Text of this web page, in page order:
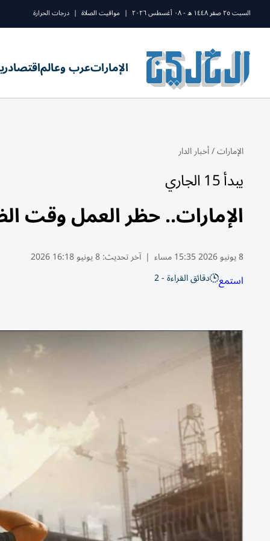
السبت ٢٥ صفر ١٤٤٨ ه - ٠٨ أغسطس ٢٠٢٦ | مواقيت الصلاة | درجات الحرارة
الإماراتعرب وعالماقتصاد
الإمارات/أخبار الدار
يبدأ 15 الجاري
الإمارات.. حظر العمل
8 يونيو 2026 15:35 مساء | آخر تحديث:8 يونيو 16:18 2026
استمع دقائق القراءة - 2